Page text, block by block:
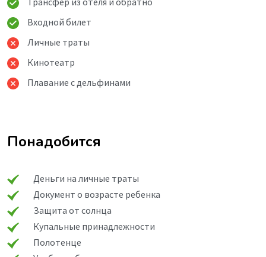
Входной билет
Личные траты
Кинотеатр
Плавание с дельфинами
Понадобится
Деньги на личные траты
Документ о возрасте ребенка
Защита от солнца
Купальные принадлежности
Полотенце